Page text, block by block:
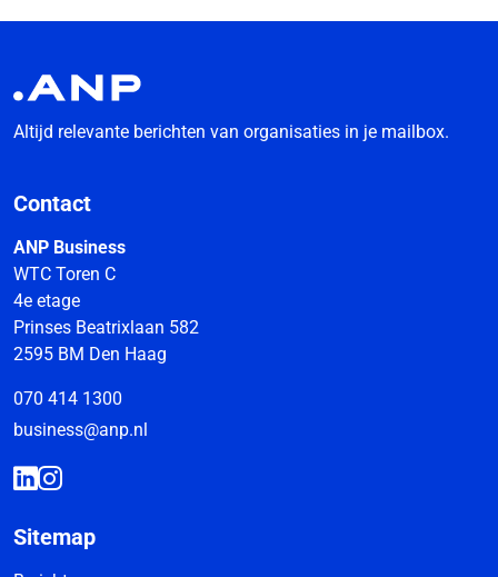
Altijd relevante berichten van organisaties in je mailbox.
Contact
ANP Business
WTC Toren C
4e etage
Prinses Beatrixlaan 582
2595 BM Den Haag
070 414 1300
business@anp.nl
Sitemap